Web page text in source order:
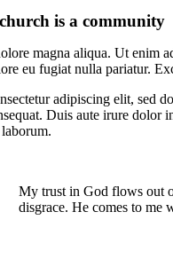
is a community
magna aliqua. Ut enim
eu fugiat nulla pariatur.
adipiscing elit, sed
Duis aute irure dolor
laborum.
My trust in God flows out
disgrace. He comes to me